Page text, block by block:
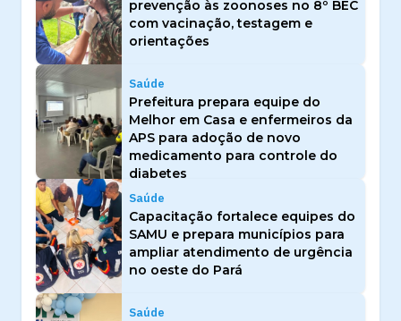
prevenção às zoonoses no 8º BEC
com vacinação, testagem e
orientações
Saúde
Prefeitura prepara equipe do
Melhor em Casa e enfermeiros da
APS para adoção de novo
medicamento para controle do
diabetes
Saúde
Capacitação fortalece equipes do
SAMU e prepara municípios para
ampliar atendimento de urgência
no oeste do Pará
Saúde